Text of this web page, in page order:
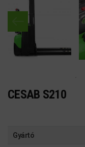
CESAB S210
Gyártó